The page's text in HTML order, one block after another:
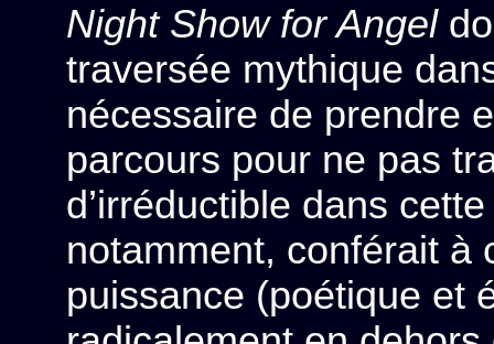
Night Show for Angel
traversée mythique
nécessaire de prendre
parcours pour ne pas
d’irréductible dans
notamment, conférait à
puissance (poétique et